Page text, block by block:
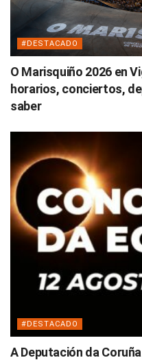
#DESTACADO
O Marisquiño 2026 en
horarios, conciertos,
saber
#DESTACADO
A Deputación da